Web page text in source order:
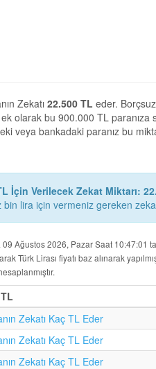
Zekatı 22.500 TL eder.
olarak bu 900.000 TL paranıza
veya bankadaki paranız bu
İçin Verilecek Zekat Miktarı:
bin lira için vermeniz gereken
Ağustos 2026, Pazar Saat 10:47:01
Türk Lirası fiyatı baz alınarak
Zekatı Kaç TL Eder
Zekatı Kaç TL Eder
Zekatı Kaç TL Eder